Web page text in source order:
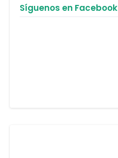
Síguenos en Facebook